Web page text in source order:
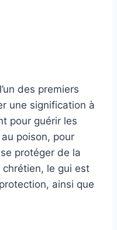
des premiers
une signification à
pour guérir les
poison, pour
protéger de la
le gui est
ainsi que